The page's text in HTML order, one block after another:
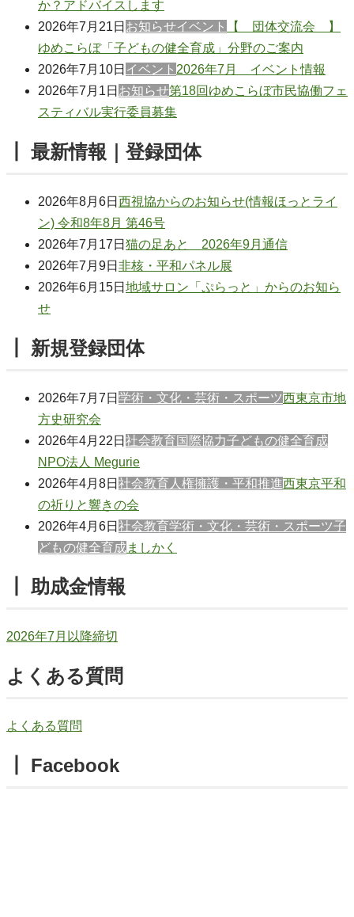
か？アドバイスします
2026年7月21日 お知らせイベント
【 団体交流会 】
ゆめこらぼ「子どもの健全育成」分野のご案内
2026年7月10日 イベント 2026年7月 イベント情報
2026年7月1日 お知らせ第18回ゆめこらぼ市民協働フェ
スティバル実行委員募集
┃ 最新情報｜登録団体
2026年8月6日 西視協からのお知らせ(情報ほっとライ
ン) 令和8年8月 第46号
2026年7月17日 猫の足あと 2026年9月通信
2026年7月9日 非核・平和パネル展
2026年6月15日 地域サロン「ぷらっと」からのお知ら
せ
┃ 新規登録団体
2026年7月7日 学術・文化・芸術・スポーツ西東京市地
方史研究会
2026年4月22日 社会教育国際協力子どもの健全育成
NPO法人 Megurie
2026年4月8日 社会教育 人権擁護・平和推進西東京平和
の祈りと響きの会
2026年4月6日 社会教育学術・文化・芸術・スポーツ子
どもの健全育成ましかく
┃ 助成金情報
2026年7月以降締切
よくある質問
よくある質問
┃ Facebook